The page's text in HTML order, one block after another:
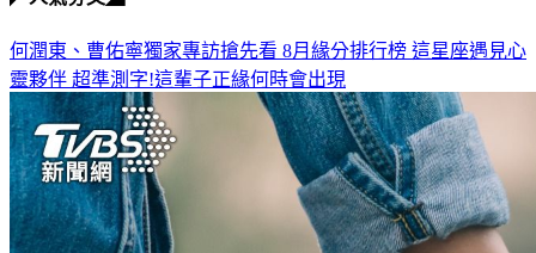
何潤東、曹佑寧獨家專訪搶先看 8月緣分排行榜 這星座遇見心
靈夥伴 超準測字!這輩子正緣何時會出現